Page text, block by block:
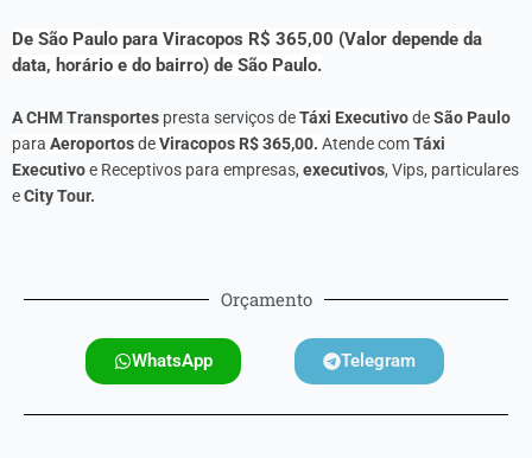
De São Paulo para Viracopos R$ 365,00 (Valor depende da
data, horário e do bairro) de São Paulo.
ACHM Transportes presta serviços deTáxi ExecutivodeSão Paulo
para AeroportosdeViracopos R$ 365,00. Atende comTáxi
Executivoe Receptivos para empresas, executivos, Vips, particulares
eCity Tour.
Orçamento
WhatsApp Telegram